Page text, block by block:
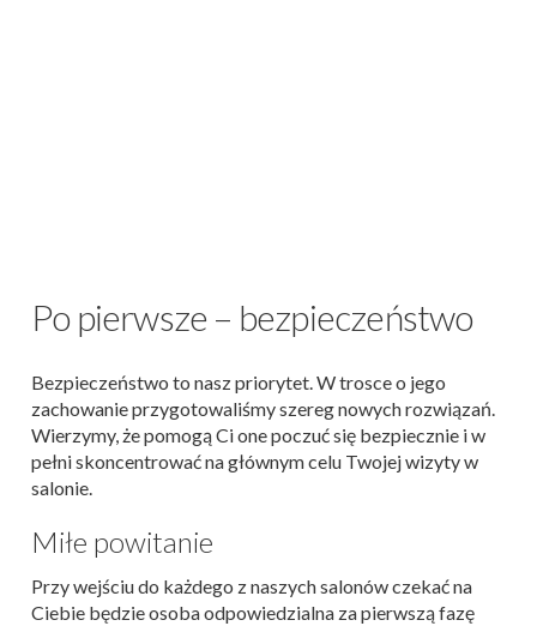
Po pierwsze – bezpieczeństwo
Bezpieczeństwo to nasz priorytet. W trosce o jego
zachowanie przygotowaliśmy szereg nowych rozwiązań.
Wierzymy, że pomogą Ci one poczuć się bezpiecznie i w
pełni skoncentrować na głównym celu Twojej wizyty w
salonie.
Miłe powitanie
Przy wejściu do każdego z naszych salonów czekać na
Ciebie będzie osoba odpowiedzialna za pierwszą fazę